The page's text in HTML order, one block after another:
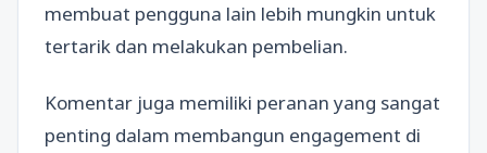
membuat pengguna lain lebih mungkin untuk
tertarik dan melakukan pembelian.
Komentar juga memiliki peranan yang sangat
penting dalam membangun engagement di